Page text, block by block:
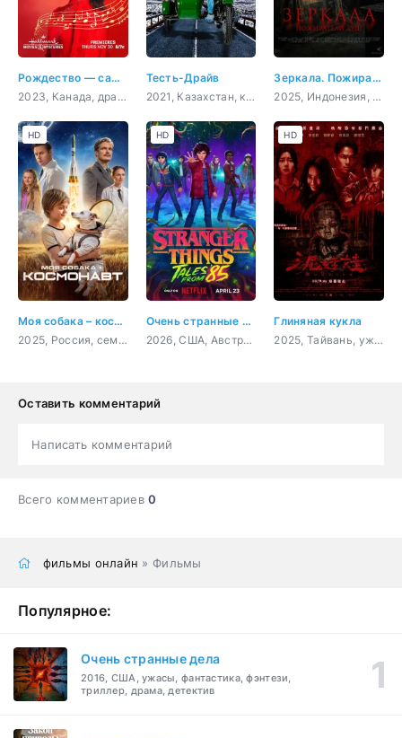
Рождество — самое время вернуться домой
2023, Канада, драма, мелодрама
Тесть-Драйв
2021, Казахстан, комедия
Зеркала. Пожиратели душ
2025, Индонезия, ужасы
Моя собака – космонавт
2025, Россия, семейный, приключения, комедия
HD
Очень странные дела: Истории из 85-го
2026, США, Австралия, мультфильм, ужасы, фантастика, драма
HD
Глиняная кукла
2025, Тайвань, ужасы
HD
Оставить комментарий
Написать комментарий
Всего комментариев0
фильмы онлайн » Фильмы
Популярное:
Очень странные дела
2016, США, ужасы, фантастика, фэнтези,
триллер, драма, детектив